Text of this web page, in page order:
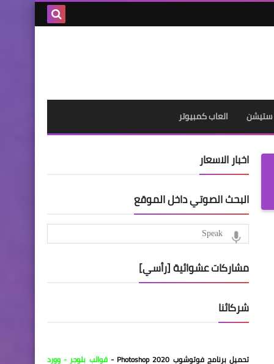
ستيشن
العاب كمبيوتر
اخبار الاسعار
البحث الصوتي داخل الموقع
مشاركات عشوائية [رأسي]
شركائنا
تحميل برنامج فوتوشوب 2020 Photoshop
-قوالب بلوجر- وورد